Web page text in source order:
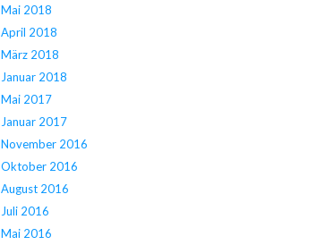
Mai 2018
April 2018
März 2018
Januar 2018
Mai 2017
Januar 2017
November 2016
Oktober 2016
August 2016
Juli 2016
Mai 2016